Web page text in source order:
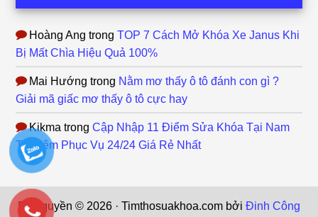
Hoàng Ang trongTOP 7 Cách Mở Khóa Xe Janus Khi
Bị Mất Chìa Hiệu Quả 100%
Mai Hướng trong Nằm mơ thấy ô tô đánh con gì ?
Giải mã giấc mơ thấy ô tô cực hay
Kikma trongCập Nhập 11 Điểm Sửa Khóa Tại Nam
Từ Liêm Phục Vụ 24/24 Giá Rẻ Nhất
Bản quyền © 2026 · Timthosuakhoa.com bởi Đinh Công